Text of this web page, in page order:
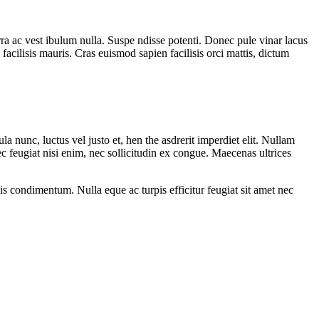
ac vest ibulum nulla. Suspe ndisse potenti. Donec pule vinar lacus
mauris. Cras euismod sapien facilisis orci mattis, dictum
nunc, luctus vel justo et, hen the asdrerit imperdiet elit. Nullam
feugiat nisi enim, nec sollicitudin ex congue. Maecenas ultrices
condimentum. Nulla eque ac turpis efficitur feugiat sit amet nec